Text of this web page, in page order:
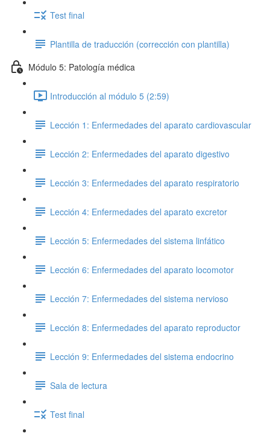
Test final
Plantilla de traducción (corrección con plantilla)
Módulo 5: Patología médica
Introducción al módulo 5 (2:59)
Lección 1: Enfermedades del aparato cardiovascular
Lección 2: Enfermedades del aparato digestivo
Lección 3: Enfermedades del aparato respiratorio
Lección 4: Enfermedades del aparato excretor
Lección 5: Enfermedades del sistema linfático
Lección 6: Enfermedades del aparato locomotor
Lección 7: Enfermedades del sistema nervioso
Lección 8: Enfermedades del aparato reproductor
Lección 9: Enfermedades del sistema endocrino
Sala de lectura
Test final